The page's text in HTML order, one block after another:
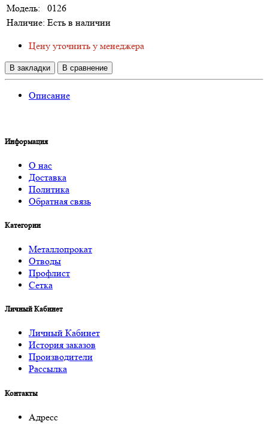
Модель:
0126
Наличие: Есть в наличии
Цену уточнить у менеджера
В закладки В сравнение
Описание
Информация
О нас
Доставка
Политика
Обратная связь
Категории
Металлопрокат
Отводы
Профлист
Сетка
Личный Кабинет
Личный Кабинет
История заказов
Производители
Рассылка
Контакты
Адресс